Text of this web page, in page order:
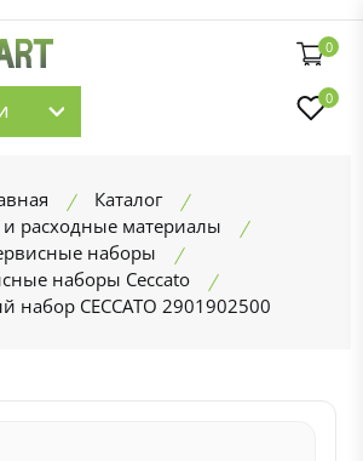
0
0
Каталог
и расходные материалы
наборы
наборы Ceccato
набор CECCATO 2901902500